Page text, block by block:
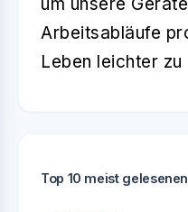
Arbeitsabläufe
Leben leichter zu
Top 10 meist